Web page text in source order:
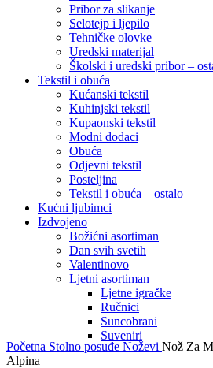
Pribor za slikanje
Selotejp i ljepilo
Tehničke olovke
Uredski materijal
Školski i uredski pribor –
Tekstil i obuća
Kućanski tekstil
Kuhinjski tekstil
Kupaonski tekstil
Modni dodaci
Obuća
Odjevni tekstil
Posteljina
Tekstil i obuća – ostalo
Kućni ljubimci
Izdvojeno
Božićni asortiman
Dan svih svetih
Valentinovo
Ljetni asortiman
Ljetne igračke
Ručnici
Suncobrani
Suveniri
Početna Stolno posuđe Noževi Nož Za
Alpina